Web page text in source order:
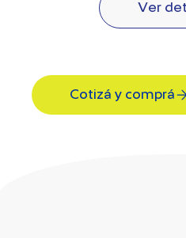
Ver
Cotizá y comprá